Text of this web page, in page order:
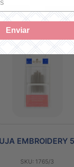
+
EMBROIDERY
SKU: 1765/3
Enviar